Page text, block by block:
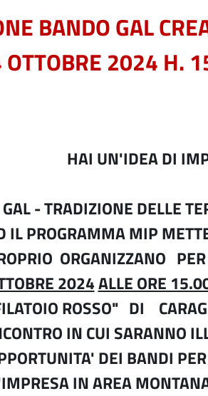
BANDO GAL
2024 H.
HAI UN'IDEA DI
- TRADIZIONE DELLE
IL PROGRAMMA MIP
ORGANIZZANO PER
2024ALLE ORE
ROSSO" DI
IN CUI SARANNO
DEI BANDI
IN AREA